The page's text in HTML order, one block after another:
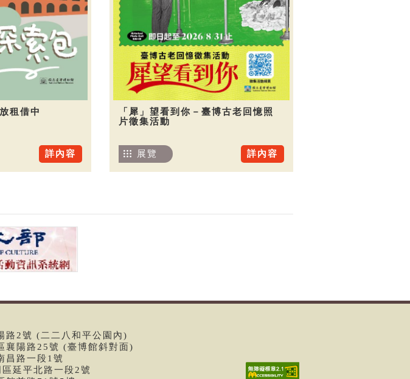
租借中
詳內容
「犀」望看到你－臺博古老回憶照
片徵集活動
詳內容
展覽
2號 (二二八和平公園內)
陽路25號 (臺博館斜對面)
路一段1號
延平北路一段2號